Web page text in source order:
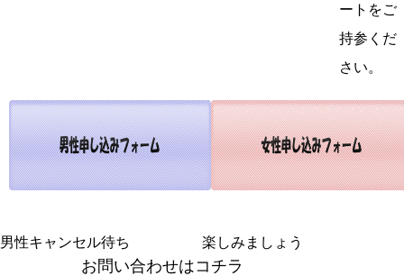
ートをご
持参くだ
さい。
男性キャンセル待ち 楽しみましょう
お問い合わせはコチラ